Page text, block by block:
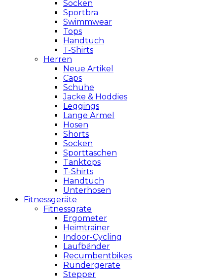
Socken
Sportbra
Swimmwear
Tops
Handtuch
T-Shirts
Herren
Neue Artikel
Caps
Schuhe
Jacke & Hoddies
Leggings
Lange Ärmel
Hosen
Shorts
Socken
Sporttaschen
Tanktops
T-Shirts
Handtuch
Unterhosen
Fitnessgeräte
Fitnessgräte
Ergometer
Heimtrainer
Indoor-Cycling
Laufbänder
Recumbentbikes
Rundergeräte
Stepper